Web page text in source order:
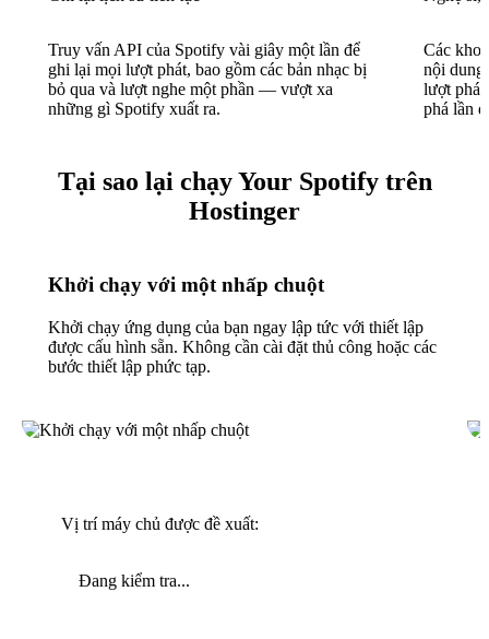
Truy vấn API của Spotify vài giây một lần để
ghi lại mọi lượt phát, bao gồm các bản nhạc bị
bỏ qua và lượt nghe một phần — vượt xa
những gì Spotify xuất ra.
Các
nội dung
lượt
phá lần
Tại sao lại chạy Your Spotify trên
Hostinger
Khởi chạy với một nhấp chuột
Khởi chạy ứng dụng của bạn ngay lập tức với thiết lập
được cấu hình sẵn. Không cần cài đặt thủ công hoặc các
bước thiết lập phức tạp.
Vị trí máy chủ được đề xuất:
Đang kiểm tra...